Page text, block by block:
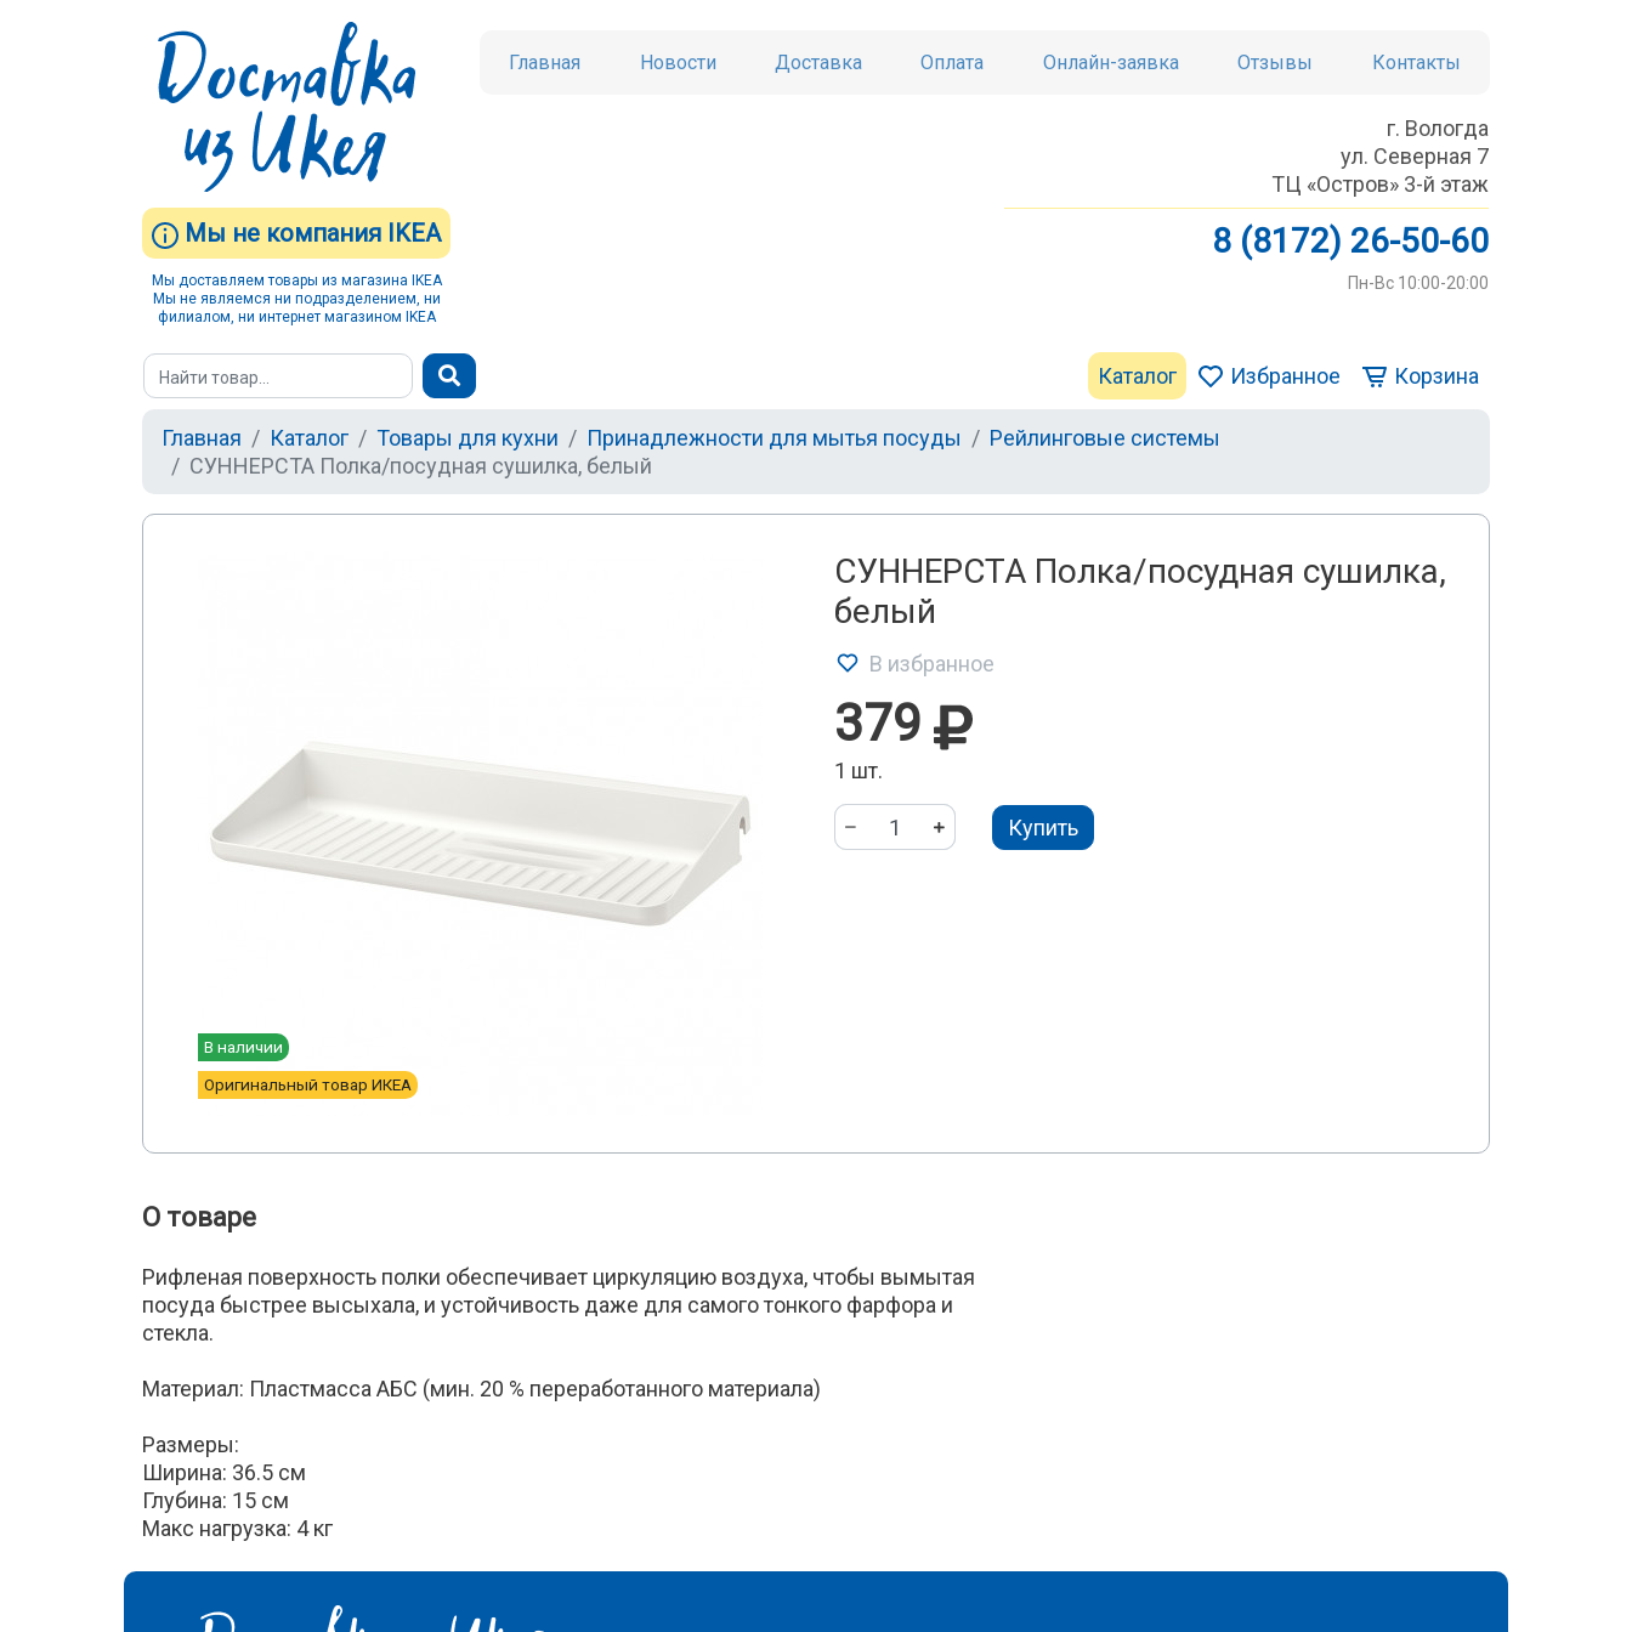
Мы не компания IKEA
Мы доставляем товары из магазина IKEA
Мы не являемся ни подразделением, ни
филиалом, ни интернет магазином IKEA
Главная Новости Доставка Оплата Онлайн-заявка Отзывы Контакты
г. Вологда
ул. Северная 7
ТЦ «Остров» 3-й этаж
8 (8172) 26-50-60
Пн-Вс 10:00-20:00
Каталог Избранное Корзина
Главная Каталог Товары для кухни Принадлежности для мытья посуды
Рейлинговые системы
СУННЕРСТА Полка/посудная сушилка, белый
В наличии
Оригинальный товар ИКЕА
СУННЕРСТА Полка/посудная сушилка,
белый
В избранное
379
1 шт.
Купить
О товаре
Рифленая поверхность полки обеспечивает циркуляцию воздуха, чтобы вымытая
посуда быстрее высыхала, и устойчивость даже для самого тонкого фарфора и
стекла.
Материал: Пластмасса АБС (мин. 20 % переработанного материала)
Размеры:
Ширина: 36.5 см
Глубина: 15 см
Макс нагрузка: 4 кг